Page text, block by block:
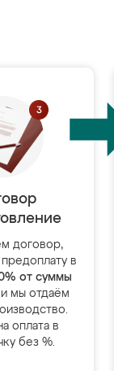
договор,
в
от суммы
и мы отдаём
оплата в
без %.